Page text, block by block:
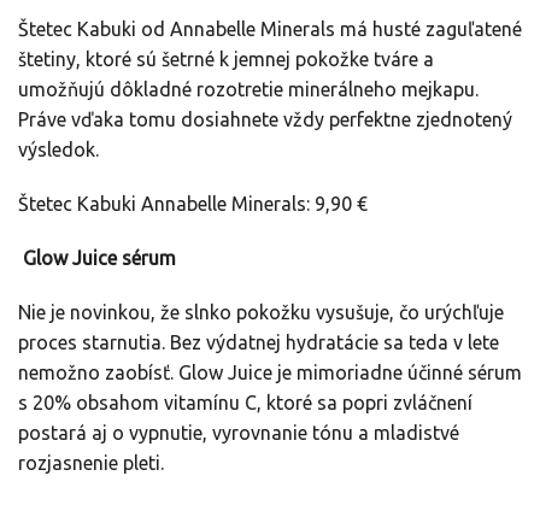
Štetec Kabuki od Annabelle Minerals má husté zaguľatené
štetiny, ktoré sú šetrné k jemnej pokožke tváre a
umožňujú dôkladné rozotretie minerálneho mejkapu.
Práve vďaka tomu dosiahnete vždy perfektne zjednotený
výsledok.
Štetec Kabuki Annabelle Minerals: 9,90 €
Glow Juice sérum
Nie je novinkou, že slnko pokožku vysušuje, čo urýchľuje
proces starnutia. Bez výdatnej hydratácie sa teda v lete
nemožno zaobísť. Glow Juice je mimoriadne účinné sérum
s 20% obsahom vitamínu C, ktoré sa popri zvláčnení
postará aj o vypnutie, vyrovnanie tónu a mladistvé
rozjasnenie pleti.